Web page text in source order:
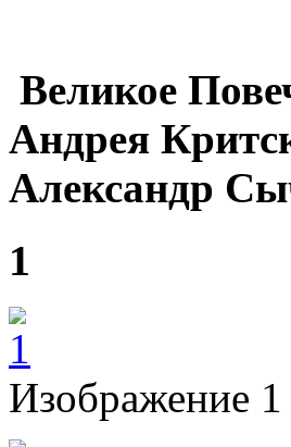
Великое
Андрея
Александр
1
Изображение 1